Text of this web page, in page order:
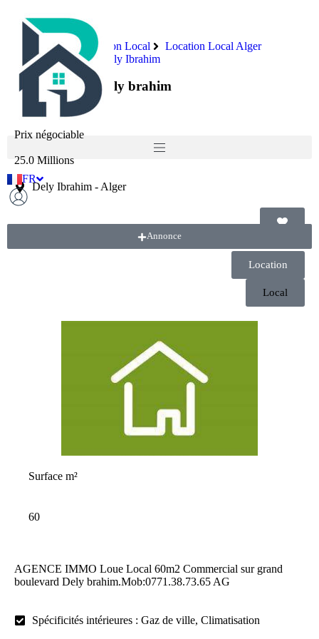
FR
AR
Annonce
Immobilier Location Local
Location Local Alger
Location Local Dely Ibrahim
Location local dely brahim
Prix négociable
25.0 Millions
Dely Ibrahim - Alger
Location
Local
Surface m²
60
AGENCE IMMO Loue Local 60m2 Commercial sur grand
boulevard Dely brahim.Mob:0771.38.73.65 AG
Spécificités intérieures : Gaz de ville, Climatisation